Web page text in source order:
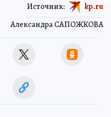
Александра САПОЖКОВА
Источник: kp.ru